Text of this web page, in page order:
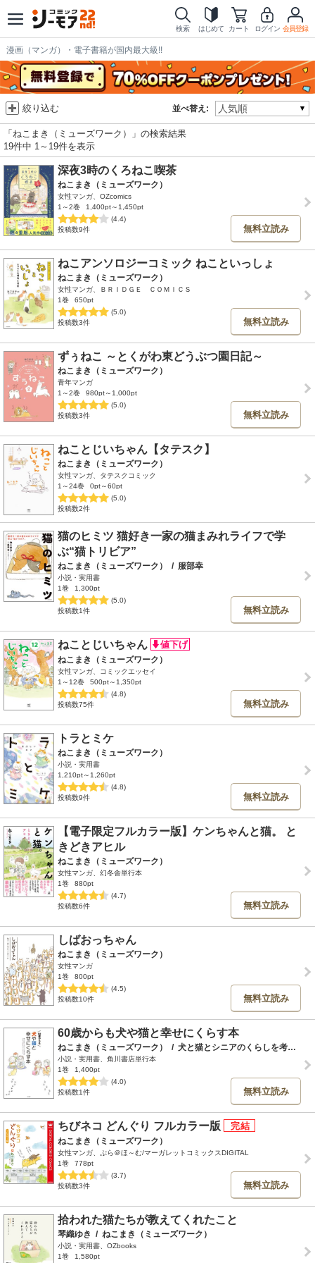
検索 はじめて カート ログイン 会員登録
漫画（マンガ）・電子書籍が国内最大級!!
並べ替え:
絞り込む
「ねこまき（ミューズワーク）」の検索結果
19件中 1～19件を表示
深夜3時のくろねこ喫茶
ねこまき（ミューズワーク）
女性マンガ、OZcomics
1～2巻
1,400pt～1,450pt
(4.4)
投稿数9件
無料立読み
ねこアンソロジーコミック ねこといっしょ
ねこまき（ミューズワーク）
女性マンガ、ＢＲＩＤＧＥ ＣＯＭＩＣＳ
1巻
650pt
(5.0)
投稿数3件
無料立読み
ずぅねこ ～とくがわ東どうぶつ園日記～
ねこまき（ミューズワーク）
青年マンガ
1～2巻
980pt～1,000pt
(5.0)
投稿数3件
無料立読み
ねことじいちゃん【タテスク】
ねこまき（ミューズワーク）
女性マンガ、タテスクコミック
1～24巻
0pt～60pt
(5.0)
投稿数2件
猫のヒミツ 猫好き一家の猫まみれライフで学
ぶ“猫トリビア”
ねこまき（ミューズワーク） / 服部幸
小説・実用書
1巻
1,300pt
(5.0)
投稿数1件
無料立読み
ねことじいちゃん
ねこまき（ミューズワーク）
女性マンガ、コミックエッセイ
1～12巻
500pt～1,350pt
(4.8)
投稿数75件
無料立読み
トラとミケ
ねこまき（ミューズワーク）
小説・実用書
1,210pt～1,260pt
(4.8)
投稿数9件
無料立読み
【電子限定フルカラー版】ケンちゃんと猫。 と
きどきアヒル
ねこまき（ミューズワーク）
女性マンガ、幻冬舎単行本
1巻
880pt
(4.7)
投稿数6件
無料立読み
しばおっちゃん
ねこまき（ミューズワーク）
女性マンガ
1巻
800pt
(4.5)
投稿数10件
無料立読み
60歳からも犬や猫と幸せにくらす本
ねこまき（ミューズワーク） / 犬と猫とシニアのくらしを考える会
小説・実用書、角川書店単行本
1巻
1,400pt
(4.0)
投稿数1件
無料立読み
ちびネコ どんぐり フルカラー版
ねこまき（ミューズワーク）
女性マンガ、ぷら＠ほ～む/マーガレットコミックスDIGITAL
1巻
778pt
(3.7)
投稿数3件
無料立読み
拾われた猫たちが教えてくれたこと
琴織ゆき / ねこまき（ミューズワーク）
小説・実用書、OZbooks
1巻
1,580pt